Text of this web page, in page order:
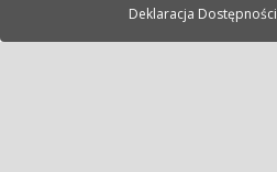
Deklaracja Dostępności